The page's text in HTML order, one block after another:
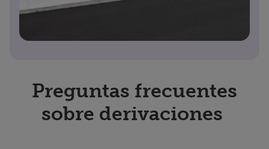
Preguntas frecuentes
sobre derivaciones